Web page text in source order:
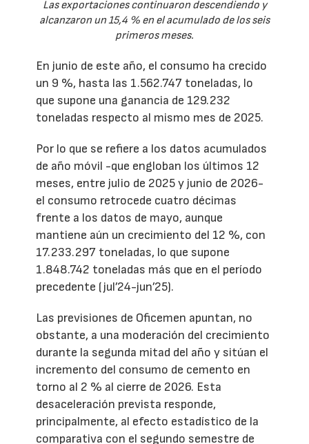
Las exportaciones continuaron descendiendo y
alcanzaron un 15,4 % en el acumulado de los seis
primeros meses.
En junio de este año, el consumo ha crecido
un 9 %, hasta las 1.562.747 toneladas, lo
que supone una ganancia de 129.232
toneladas respecto al mismo mes de 2025.
Por lo que se refiere a los datos acumulados
de año móvil -que engloban los últimos 12
meses, entre julio de 2025 y junio de 2026-
el consumo retrocede cuatro décimas
frente a los datos de mayo, aunque
mantiene aún un crecimiento del 12 %, con
17.233.297 toneladas, lo que supone
1.848.742 toneladas más que en el período
precedente (jul’24-jun’25).
Las previsiones de Oficemen apuntan, no
obstante, a una moderación del crecimiento
durante la segunda mitad del año y sitúan el
incremento del consumo de cemento en
torno al 2 % al cierre de 2026. Esta
desaceleración prevista responde,
principalmente, al efecto estadístico de la
comparativa con el segundo semestre de